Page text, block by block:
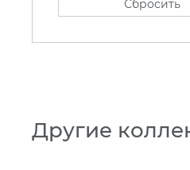
Сбросить
Другие